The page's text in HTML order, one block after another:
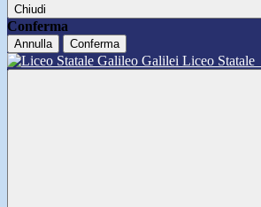
Chiudi
Conferma
Annulla Conferma
Liceo Statale